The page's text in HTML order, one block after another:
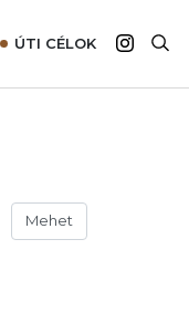
ÚTI CÉLOK
Ausztrália
Mehet